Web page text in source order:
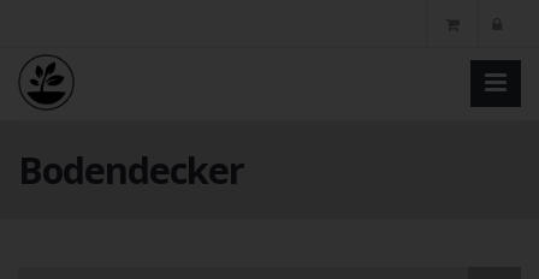
Bodendecker